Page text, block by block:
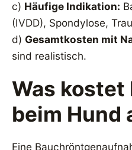
c) Häufige Indikation:
(IVDD), Spondylose,
d) Gesamtkosten mit
sind realistisch.
Was kostet
beim Hund
Eine